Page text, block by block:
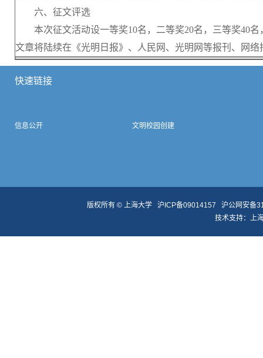
六、征文评选
本次征文活动设一等奖10名，二等奖20名，三等奖40名
文章将陆续在《光明日报》、人民网、光明网等报刊、网络
快速链接
信息公开 文明校园创建
版权所有 © 上海大学 沪ICP备09014157
沪公网安备
技术支持：上